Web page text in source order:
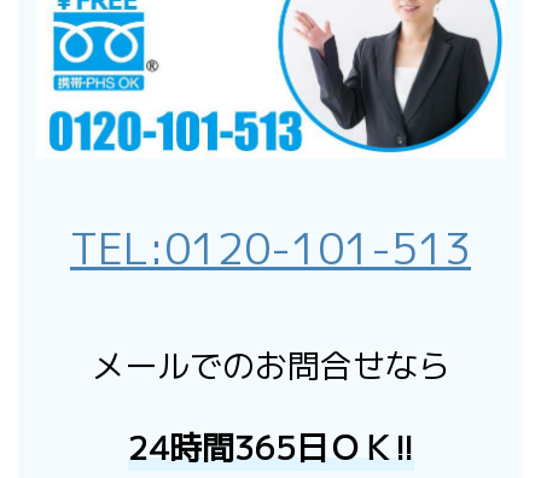
TEL:0120-101-513
メールでのお問合せなら
24時間365日ＯＫ!!